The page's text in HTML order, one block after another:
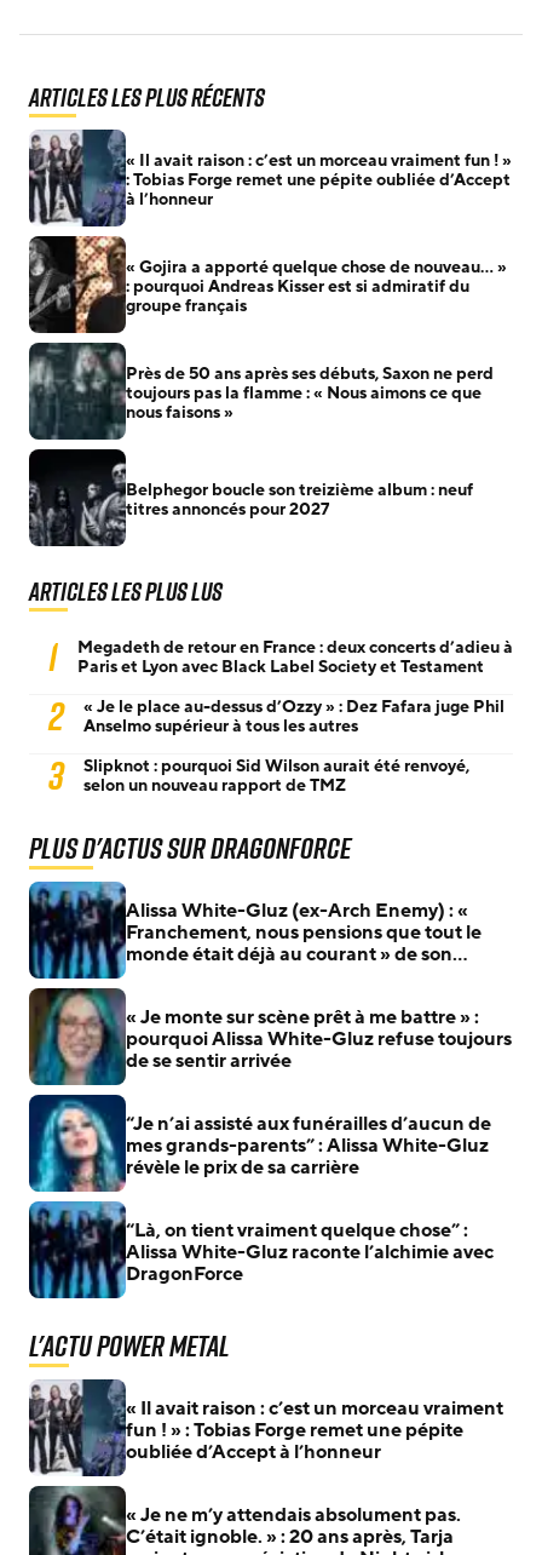
Articles les plus récents
« Il avait raison : c’est un morceau vraiment fun ! »
: Tobias Forge remet une pépite oubliée d’Accept
à l’honneur
« Gojira a apporté quelque chose de nouveau… »
: pourquoi Andreas Kisser est si admiratif du
groupe français
Près de 50 ans après ses débuts, Saxon ne perd
toujours pas la flamme : « Nous aimons ce que
nous faisons »
Belphegor boucle son treizième album : neuf
titres annoncés pour 2027
Articles les plus lus
1
Megadeth de retour en France : deux concerts d’adieu à
Paris et Lyon avec Black Label Society et Testament
2
« Je le place au-dessus d’Ozzy » : Dez Fafara juge Phil
Anselmo supérieur à tous les autres
3
Slipknot : pourquoi Sid Wilson aurait été renvoyé,
selon un nouveau rapport de TMZ
Plus d'actus sur Dragonforce
Alissa White-Gluz (ex-Arch Enemy) : «
Franchement, nous pensions que tout le
monde était déjà au courant » de son
« Je monte sur scène prêt à me battre » :
pourquoi Alissa White-Gluz refuse toujours
de se sentir arrivée
“Je n’ai assisté aux funérailles d’aucun de
mes grands-parents” : Alissa White-Gluz
révèle le prix de sa carrière
“Là, on tient vraiment quelque chose” :
Alissa White-Gluz raconte l’alchimie avec
DragonForce
L'actu Power Metal
« Il avait raison : c’est un morceau vraiment
fun ! » : Tobias Forge remet une pépite
oubliée d’Accept à l’honneur
« Je ne m’y attendais absolument pas.
C’était ignoble. » : 20 ans après, Tarja